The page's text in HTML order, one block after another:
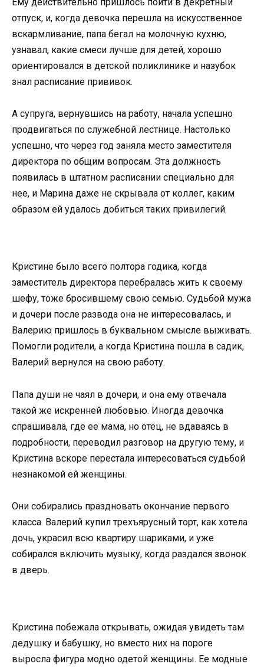
отпуск, и, когда девочка перешла на искусственное
вскармливание, папа бегал на молочную кухню,
узнавал, какие смеси лучше для детей, хорошо
ориентировался в детской поликлинике и назубок
знал расписание прививок.
А супруга, вернувшись на работу, начала успешно
продвигаться по служебной лестнице. Настолько
успешно, что через год заняла место заместителя
директора по общим вопросам. Эта должность
появилась в штатном расписании специально для
нее, и Марина даже не скрывала от коллег, каким
образом ей удалось добиться таких привилегий.
Кристине было всего полтора годика, когда
заместитель директора перебралась жить к своему
шефу, тоже бросившему свою семью. Судьбой мужа
и дочери после развода она не интересовалась, и
Валерию пришлось в буквальном смысле выживать.
Помогли родители, а когда Кристина пошла в садик,
Валерий вернулся на свою работу.
Папа души не чаял в дочери, и она ему отвечала
такой же искренней любовью. Иногда девочка
спрашивала, где ее мама, но отец, не вдаваясь в
подробности, переводил разговор на другую тему, и
Кристина вскоре перестала интересоваться судьбой
незнакомой ей женщины.
Они собирались праздновать окончание первого
класса. Валерий купил трехъярусный торт, как хотела
дочь, украсил всю квартиру шариками, и уже
собирался включить музыку, когда раздался звонок
в дверь.
Кристина побежала открывать, ожидая увидеть там
дедушку и бабушку, но вместо них на пороге
выросла фигура модно одетой женщины. Ее модные